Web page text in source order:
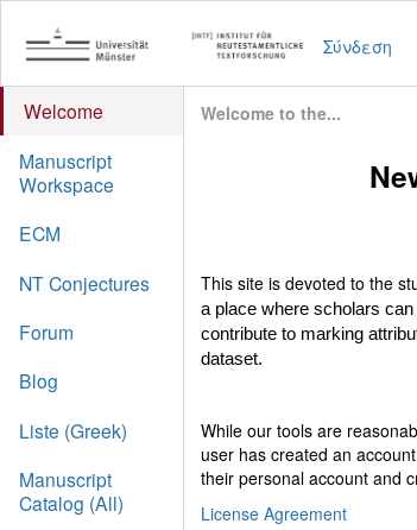
Σύνδεση
Welcome
Manuscript
Workspace
ECM
NT Conjectures
Forum
Blog
Liste (Greek)
Manuscript
Catalog (All)
Welcome to the...
This site is devoted to the
a place where scholars
contribute to marking
dataset.
While our tools are
user has created an
their personal account and
License Agreement